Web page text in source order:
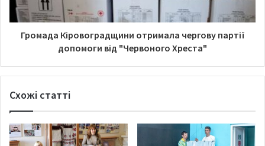
Аналогічна ситуація і на ринку Європи. Там теж
створився кількамісячний запас, а тому ціна падає. Це
відбивається як на внутрішньому ринку, так і на вартості
нафтопродуктів на експорт.
«Раніше, за рахунок високого
попиту з нашого боку,
Громада Кіровоградщини отримала чергову партії
допомоги від "Червоного Хреста"
Схожі статті